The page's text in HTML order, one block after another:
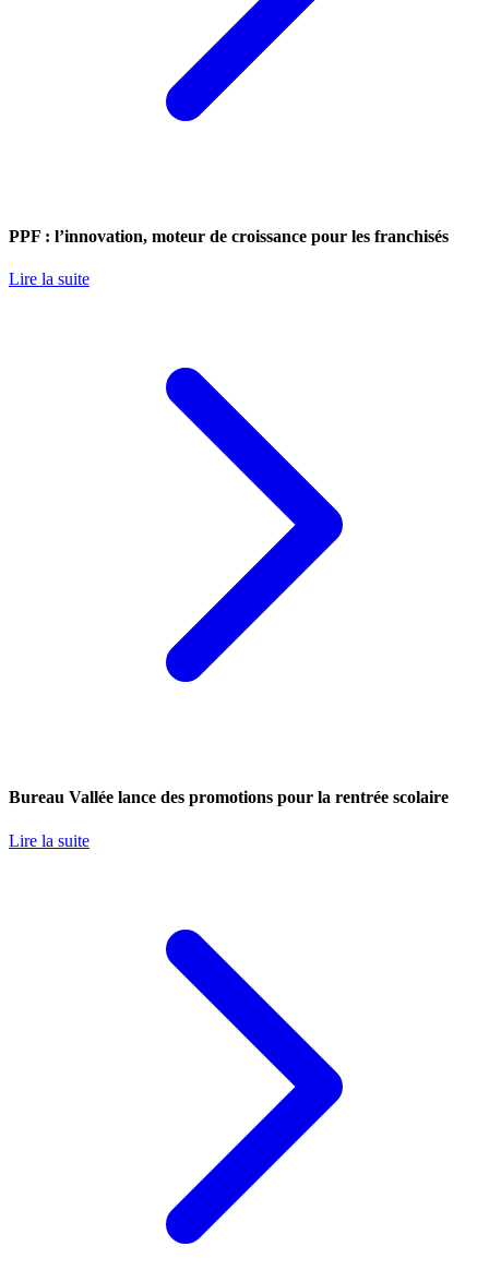
PPF : l’innovation, moteur de croissance pour les franchisés
Lire la suite
Bureau Vallée lance des promotions pour la rentrée scolaire
Lire la suite